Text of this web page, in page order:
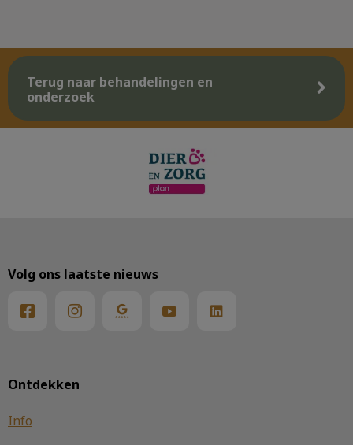
Terug naar behandelingen en
onderzoek
Ontdekken
Info
Volg ons laatste nieuws